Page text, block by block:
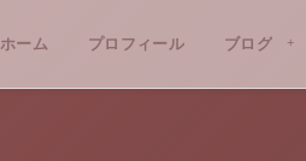
ホーム プロフィール ブログ